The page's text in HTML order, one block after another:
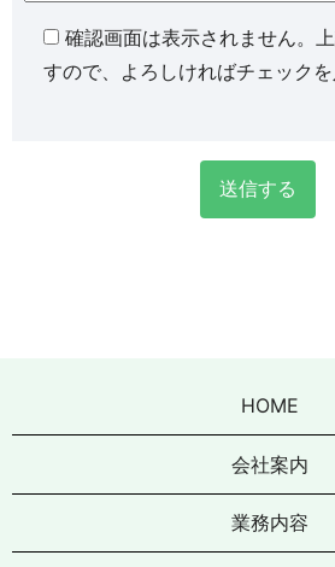
確認画面は表示されません。
すので、よろしければチェックを
HOME
会社案内
業務内容